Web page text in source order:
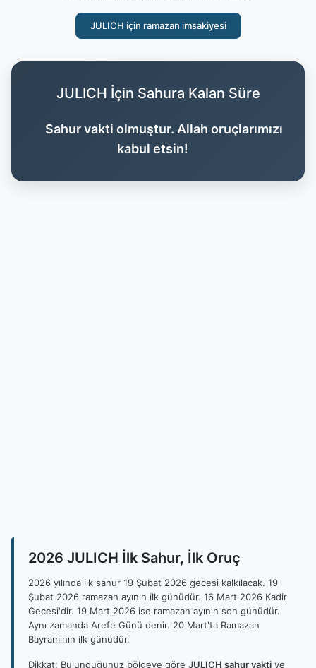
JULICH için ramazan imsakiyesi
JULICH İçin Sahura Kalan Süre
Sahur vakti olmuştur. Allah oruçlarımızı
kabul etsin!
2026 JULICH İlk Sahur, İlk Oruç
2026 yılında ilk sahur 19 Şubat 2026 gecesi kalkılacak. 19
Şubat 2026 ramazan ayının ilk günüdür. 16 Mart 2026 Kadir
Gecesi'dir. 19 Mart 2026 ise ramazan ayının son günüdür.
Aynı zamanda Arefe Günü denir. 20 Mart'ta Ramazan
Bayramının ilk günüdür.
Dikkat: Bulunduğunuz bölgeye göre JULICH sahur vakti ve